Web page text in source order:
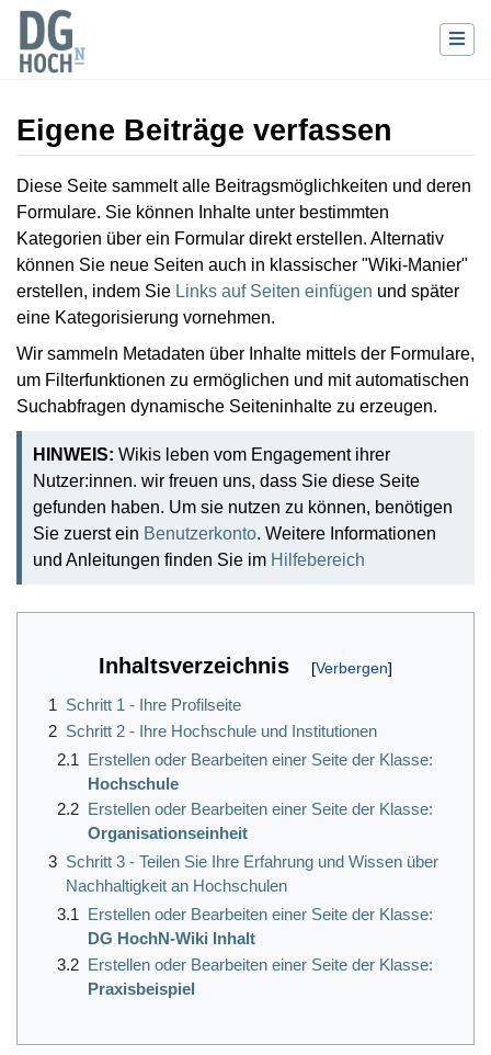
Eigene Beiträge verfassen
Wechseln zu:Navigation, Suche
Diese Seite sammelt alle Beitragsmöglichkeiten und deren
Formulare. Sie können Inhalte unter bestimmten
Kategorien über ein Formular direkt erstellen. Alternativ
können Sie neue Seiten auch in klassischer "Wiki-Manier"
erstellen, indem Sie Links auf Seiten einfügen und später
eine Kategorisierung vornehmen.
Wir sammeln Metadaten über Inhalte mittels der Formulare,
um Filterfunktionen zu ermöglichen und mit automatischen
Suchabfragen dynamische Seiteninhalte zu erzeugen.
HINWEIS: Wikis leben vom Engagement ihrer
Nutzer:innen. wir freuen uns, dass Sie diese Seite
gefunden haben. Um sie nutzen zu können, benötigen
Sie zuerst ein Benutzerkonto. Weitere Informationen
und Anleitungen finden Sie im Hilfebereich
Inhaltsverzeichnis
1 Schritt 1 - Ihre Profilseite
2 Schritt 2 - Ihre Hochschule und Institutionen
2.1 Erstellen oder Bearbeiten einer Seite der Klasse:
Hochschule
2.2 Erstellen oder Bearbeiten einer Seite der Klasse:
Organisationseinheit
3 Schritt 3 - Teilen Sie Ihre Erfahrung und Wissen über
Nachhaltigkeit an Hochschulen
3.1 Erstellen oder Bearbeiten einer Seite der Klasse:
DG HochN-Wiki Inhalt
3.2 Erstellen oder Bearbeiten einer Seite der Klasse:
Praxisbeispiel